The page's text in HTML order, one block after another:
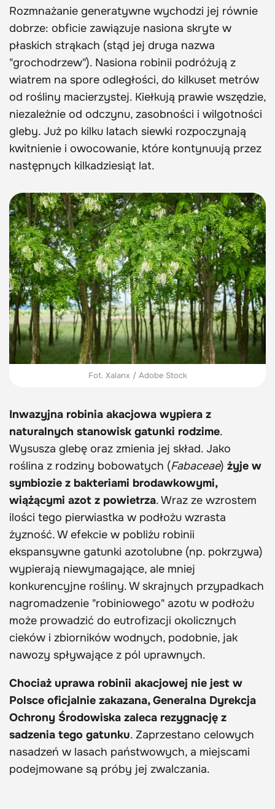
Rozmnażanie generatywne wychodzi jej równie
dobrze: obficie zawiązuje nasiona skryte w
płaskich strąkach (stąd jej druga nazwa
"grochodrzew"). Nasiona robinii podróżują z
wiatrem na spore odległości, do kilkuset metrów
od rośliny macierzystej. Kiełkują prawie wszędzie,
niezależnie od odczynu, zasobności i wilgotności
gleby. Już po kilku latach siewki rozpoczynają
kwitnienie i owocowanie, które kontynuują przez
następnych kilkadziesiąt lat.
Fot. Xalanx / Adobe Stock
Inwazyjna robinia akacjowa wypiera z
naturalnych stanowisk gatunki rodzime.
Wysusza glebę oraz zmienia jej skład. Jako
roślina z rodziny bobowatych (Fabaceae) żyje w
symbiozie z bakteriami brodawkowymi,
wiążącymi azot z powietrza. Wraz ze wzrostem
ilości tego pierwiastka w podłożu wzrasta
żyzność. W efekcie w pobliżu robinii
ekspansywne gatunki azotolubne (np. pokrzywa)
wypierają niewymagające, ale mniej
konkurencyjne rośliny. W skrajnych przypadkach
nagromadzenie "robiniowego" azotu w podłożu
może prowadzić do eutrofizacji okolicznych
cieków i zbiorników wodnych, podobnie, jak
nawozy spływające z pól uprawnych.
Chociaż uprawa robinii akacjowej nie jest w
Polsce oficjalnie zakazana, Generalna Dyrekcja
Ochrony Środowiska zaleca rezygnację z
sadzenia tego gatunku. Zaprzestano celowych
nasadzeń w lasach państwowych, a miejscami
podejmowane są próby jej zwalczania.